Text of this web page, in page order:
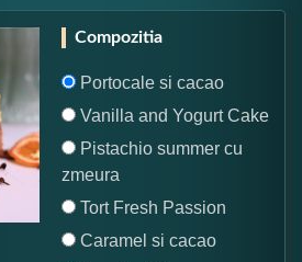
Compozitia
Portocale si cacao
Vanilla and Yogurt Cake
Pistachio summer cu
zmeura
Tort Fresh Passion
Caramel si cacao